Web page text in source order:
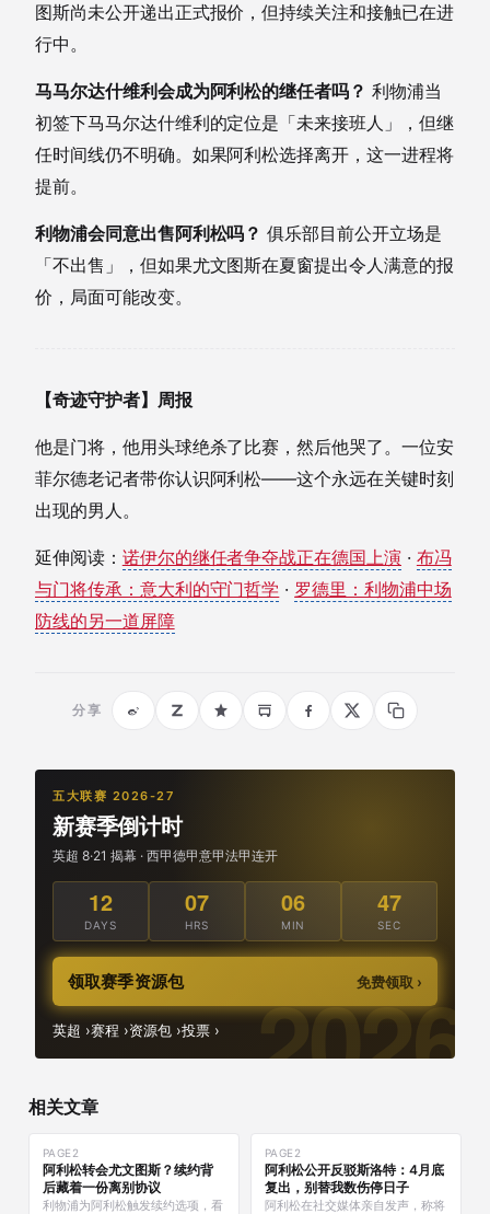
图斯尚未公开递出正式报价，但持续关注和接触已在进
行中。
马马尔达什维利会成为阿利松的继任者吗？ 利物浦当
初签下马马尔达什维利的定位是「未来接班人」，但继
任时间线仍不明确。如果阿利松选择离开，这一进程将
提前。
利物浦会同意出售阿利松吗？ 俱乐部目前公开立场是
「不出售」，但如果尤文图斯在夏窗提出令人满意的报
价，局面可能改变。
【奇迹守护者】周报
他是门将，他用头球绝杀了比赛，然后他哭了。一位安
菲尔德老记者带你认识阿利松——这个永远在关键时刻
出现的男人。
延伸阅读： 诺伊尔的继任者争夺战正在德国上演 · 布冯
与门将传承：意大利的守门哲学 · 罗德里：利物浦中场
防线的另一道屏障
分享
五大联赛 2026-27
新赛季倒计时
英超 8·21 揭幕 · 西甲德甲意甲法甲连开
12
DAYS
07
HRS
06
MIN
46
SEC
领取赛季资源包 免费领取 ›
英超 ›赛程 ›资源包 ›投票 ›
相关文章
PAGE2
阿利松转会尤文图斯？续约背
后藏着一份离别协议
利物浦为阿利松触发续约选项，看
PAGE2
阿利松公开反驳斯洛特：4月底
复出，别替我数伤停日子
阿利松在社交媒体亲自发声，称将